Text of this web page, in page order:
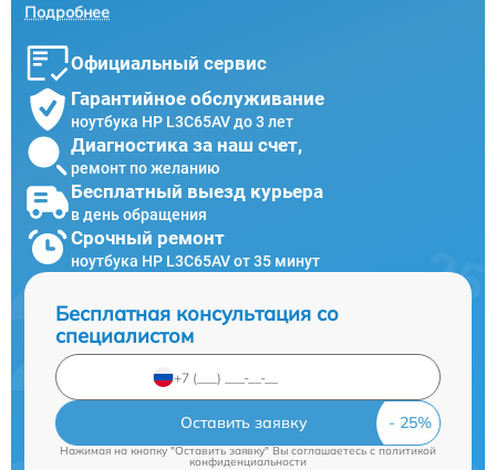
Подробнее
Официальный сервис
Гарантийное обслуживание
ноутбука HP L3C65AV до 3 лет
Диагностика за наш счет,
ремонт по желанию
Бесплатный выезд курьера
в день обращения
Срочный ремонт
ноутбука HP L3C65AV от 35 минут
Бесплатная консультация со
специалистом
Оставить заявку
Нажимая на кнопку "Оставить заявку" Вы соглашаетесь cполитикой
конфиденциальности